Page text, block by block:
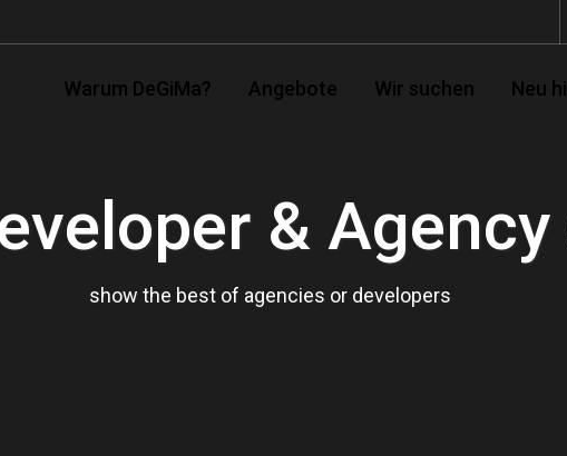
Warum DeGiMa? Angebote Wir suchen Neu
&
show the best of agencies or developers